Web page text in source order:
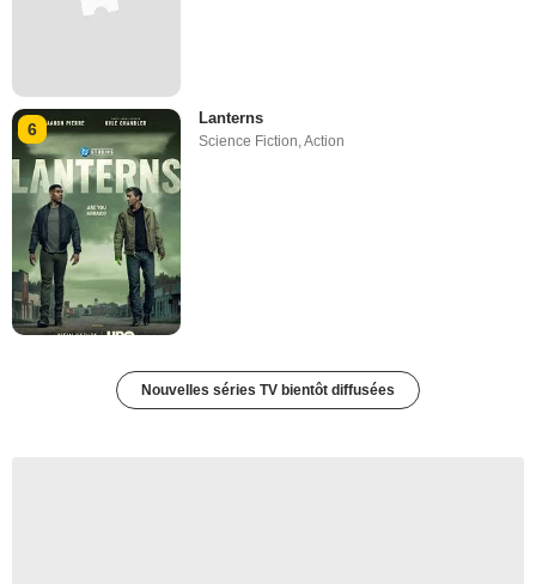
6
Lanterns
Science Fiction,Action
Nouvelles séries TV bientôt diffusées